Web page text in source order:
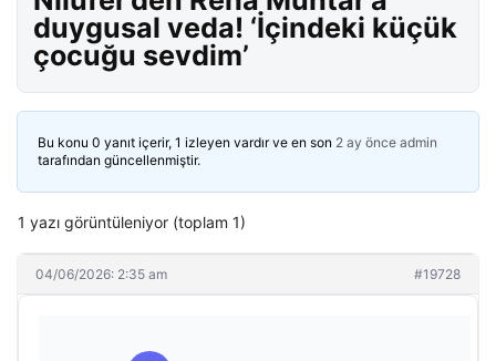
duygusal veda! ‘İçindeki küçük
çocuğu sevdim’
Bu konu 0 yanıt içerir, 1 izleyen vardır ve en son 2 ay önce admin
tarafından güncellenmiştir.
1 yazı görüntüleniyor (toplam 1)
04/06/2026: 2:35 am #19728